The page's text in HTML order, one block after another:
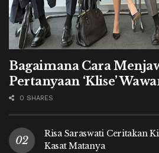
Bagaimana Cara
Pertanyaan ‘Klise’
0 SHARES
Risa Saraswati Ceritakan
Kasat Matanya